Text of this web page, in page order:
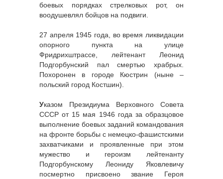
боевых порядках стрелковых рот, он
воодушевлял бойцов на подвиги.
27 апреля 1945 года, во время ликвидации
опорного пункта на улице
Фридрихштрассе, лейтенант Леонид
Подгорбунский пал смертью храбрых.
Похоронен в городе Кюстрин (ныне –
польский город Костшин).
Указом Президиума Верховного Совета
СССР от 15 мая 1946 года за образцовое
выполнение боевых заданий командования
на фронте борьбы с немецко-фашистскими
захватчиками и проявленные при этом
мужество и героизм лейтенанту
Подгорбунскому Леониду Яковлевичу
посмертно присвоено звание Героя